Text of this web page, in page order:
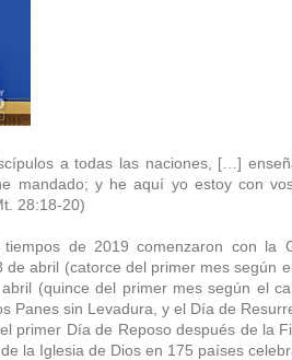
a todas las naciones, […]
mandado; y he aquí yo estoy con
28:18-20)
de 2019 comenzaron con la
de abril (catorce del primer mes según
(quince del primer mes según el
Panes sin Levadura, y el Día de
primer Día de Reposo después de la
la Iglesia de Dios en 175 países